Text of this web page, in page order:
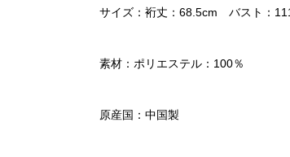
サイズ：裄丈：68.5cm バスト：
素材：ポリエステル：100％
原産国：中国製